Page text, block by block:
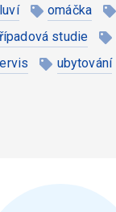
omáčka
studie
ubytování